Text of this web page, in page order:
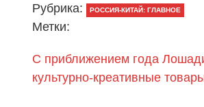
Рубрика: РОССИЯ-КИТАЙ: ГЛАВНОЕ
Метки:
С приближением года
культурно-креативные